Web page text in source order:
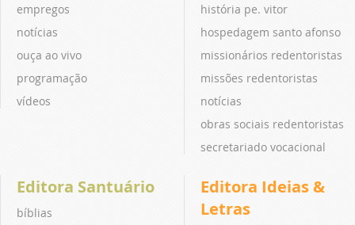
empregos
notícias
ouça ao vivo
programação
vídeos
história pe. vitor
hospedagem santo afonso
missionários redentoristas
missões redentoristas
notícias
obras sociais redentoristas
secretariado vocacional
Editora Santuário
bíblias
Editora Ideias &
Letras